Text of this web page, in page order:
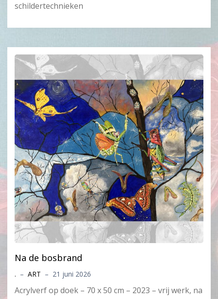
schildertechnieken
Na de bosbrand
. – ART – 21 juni 2026
Acrylverf op doek – 70 x 50 cm – 2023 – vrij werk, na